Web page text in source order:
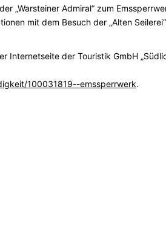
„Warsteiner Admiral“ zum
mit dem Besuch der „Alten
Internetseite der Touristik GmbH
100031819--emssperrwerk.